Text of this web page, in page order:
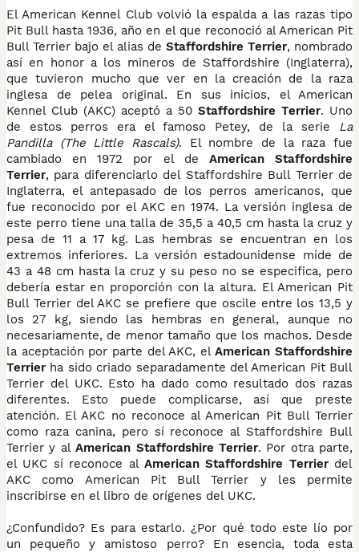
El American Kennel Club volvió la espalda a las razas tipo
Pit Bull hasta 1936, año en el que reconoció al American Pit
Bull Terrier bajo el alias de Staffordshire Terrier, nombrado
así en honor a los mineros de Staffordshire (Inglaterra),
que tuvieron mucho que ver en la creación de la raza
inglesa de pelea original. En sus inicios, el American
Kennel Club (AKC) aceptó a 50 Staffordshire Terrier. Uno
de estos perros era el famoso Petey, de la serie La
Pandilla (The Little Rascals). El nombre de la raza fue
cambiado en 1972 por el de American Staffordshire
Terrier, para diferenciarlo del Staffordshire Bull Terrier de
Inglaterra, el antepasado de los perros americanos, que
fue reconocido por el AKC en 1974. La versión inglesa de
este perro tiene una talla de 35,5 a 40,5 cm hasta la cruz y
pesa de 11 a 17 kg. Las hembras se encuentran en los
extremos inferiores. La versión estadounidense mide de
43 a 48 cm hasta la cruz y su peso no se especifica, pero
debería estar en proporción con la altura. El American Pit
Bull Terrier del AKC se prefiere que oscile entre los 13,5 y
los 27 kg, siendo las hembras en general, aunque no
necesariamente, de menor tamaño que los machos. Desde
la aceptación por parte del AKC, elAmerican Staffordshire
Terrier ha sido criado separadamente del American Pit Bull
Terrier del UKC. Esto ha dado como resultado dos razas
diferentes. Esto puede complicarse, así que preste
atención. El AKC no reconoce al American Pit Bull Terrier
como raza canina, pero sí reconoce al Staffordshire Bull
Terrier y alAmerican Staffordshire Terrier. Por otra parte,
el UKC sí reconoce al American Staffordshire Terrierdel
AKC como American Pit Bull Terrier y les permite
inscribirse en el libro de orígenes del UKC.
¿Confundido? Es para estarlo. ¿Por qué todo este lío por
un pequeño y amistoso perro? En esencia, toda esta